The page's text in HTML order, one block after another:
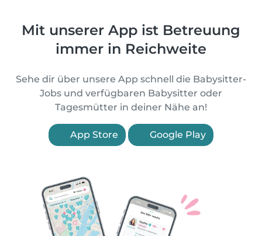
Mit unserer App ist Betreuung
immer in Reichweite
Sehe dir über unsere App schnell die Babysitter-
Jobs und verfügbaren Babysitter oder
Tagesmütter in deiner Nähe an!
App Store Google Play